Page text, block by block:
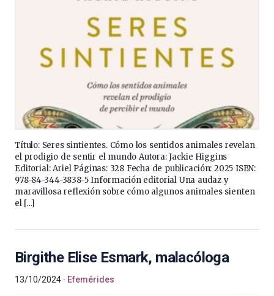
Título: Seres sintientes. Cómo los sentidos animales revelan
el prodigio de sentir el mundo Autora: Jackie Higgins
Editorial: Ariel Páginas: 328 Fecha de publicación: 2025 ISBN:
978-84-344-3838-5 Información editorial Una audaz y
maravillosa reflexión sobre cómo algunos animales sienten
el […]
Birgithe Elise Esmark, malacóloga
13/10/2024 Efemérides